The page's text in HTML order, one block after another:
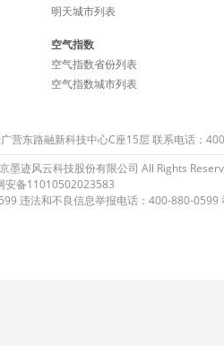
明天城市列表
空气指数
空气指数省份列表
空气指数城市列表
营东路融新科技中心C座15层 联系电话：
迹风云科技股份有限公司 All Rights
安备11010502023583
违法和不良信息举报电话：400-880-0599